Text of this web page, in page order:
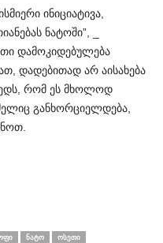
ინიციატივა,
ნატოში”, _
დამოკიდებულება
დადებითად არ აისახება
რომ ეს მხოლოდ
განხორციელდება,
ᲜᲐᲢᲝ ᲝᲡᲔᲗᲘ